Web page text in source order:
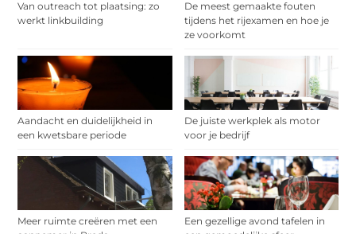
Van outreach tot plaatsing: zo
werkt linkbuilding
De meest gemaakte fouten
tijdens het rijexamen en hoe je
ze voorkomt
Aandacht en duidelijkheid in
een kwetsbare periode
De juiste werkplek als motor
voor je bedrijf
Meer ruimte creëren met een
Een gezellige avond tafelen in